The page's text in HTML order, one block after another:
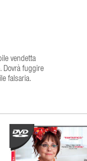
vendetta
Dovrà fuggire
falsaria.